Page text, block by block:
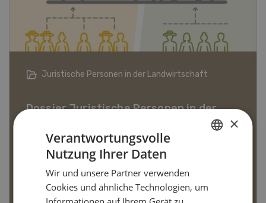
Bio-Artikel
Dossier Bio-Artikel
MEHR ERFAHREN
×
Verantwortungsvolle
Nutzung Ihrer Daten
Wir und unsere Partner verwenden
Cookies und ähnliche Technologien, um